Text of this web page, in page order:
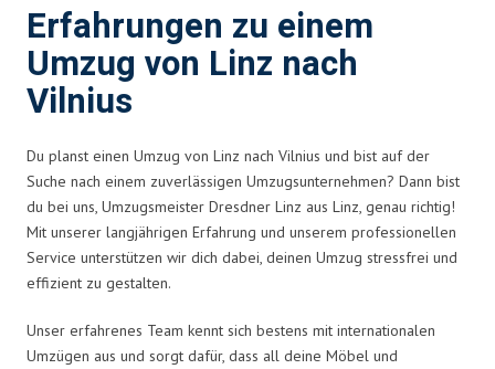
Erfahrungen zu einem
Umzug von Linz nach
Vilnius
Du planst einen Umzug von Linz nach Vilnius und bist auf der
Suche nach einem zuverlässigen Umzugsunternehmen? Dann bist
du bei uns, Umzugsmeister Dresdner Linz aus Linz, genau richtig!
Mit unserer langjährigen Erfahrung und unserem professionellen
Service unterstützen wir dich dabei, deinen Umzug stressfrei und
effizient zu gestalten.
Unser erfahrenes Team kennt sich bestens mit internationalen
Umzügen aus und sorgt dafür, dass all deine Möbel und